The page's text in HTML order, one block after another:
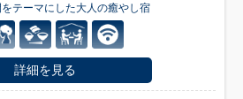
テーマにした大人の癒やし宿
詳細を見る